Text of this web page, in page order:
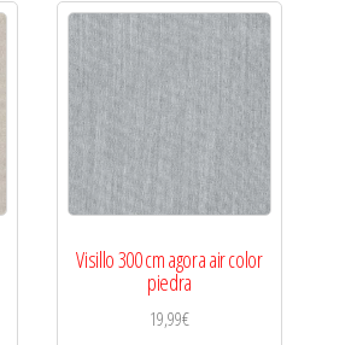
Visillo 300 cm agora air color
piedra
19,99€